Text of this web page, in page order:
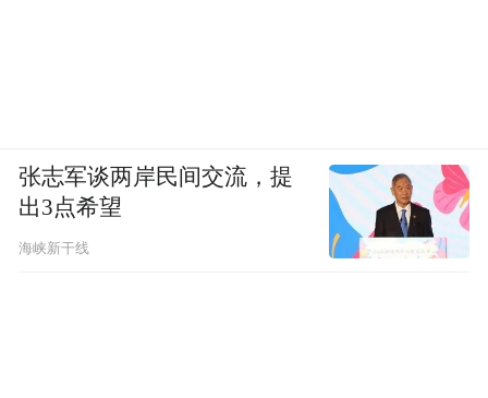
张志军谈两岸民间交流，提
出3点希望
海峡新干线